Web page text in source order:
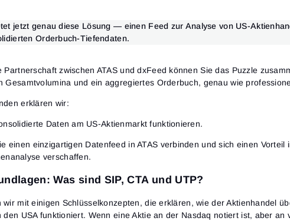
jetzt genau diese Lösung — einen Feed zur Analyse von US-
Orderbuch-Tiefendaten.
Partnerschaft zwischen ATAS und dxFeed können Sie das Puzzle
Gesamtvolumina und ein aggregiertes Orderbuch, genau wie
erklären wir:
Daten am US-Aktienmarkt funktionieren.
einen einzigartigen Datenfeed in ATAS verbinden und sich einen Vorteil
verschaffen.
Was sind SIP, CTA und UTP?
wir mit einigen Schlüsselkonzepten, die erklären, wie der Aktienhandel
den USA funktioniert. Wenn eine Aktie an der Nasdaq notiert ist, aber an